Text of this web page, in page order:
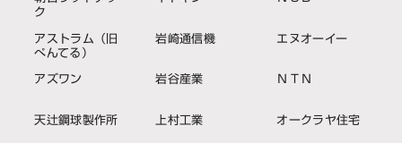
ク
アストラム（旧
ぺんてる）
アズワン
天辻鋼球製作所
岩崎通信機
岩谷産業
上村工業
エヌオーイー
ＮＴＮ
オークラヤ住宅